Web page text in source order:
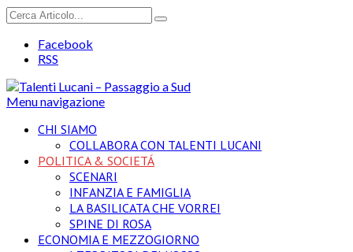
Facebook
RSS
Menu navigazione
CHI SIAMO
COLLABORA CON TALENTI LUCANI
POLITICA & SOCIETÁ
SCENARI
INFANZIA E FAMIGLIA
LA BASILICATA CHE VORREI
SPINE DI ROSA
ECONOMIA E MEZZOGIORNO